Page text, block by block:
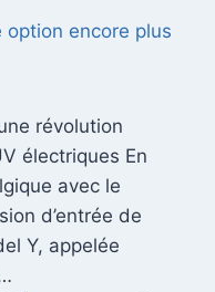
encore plus
révolution
électriques En
avec le
d’entrée de
Y, appelée